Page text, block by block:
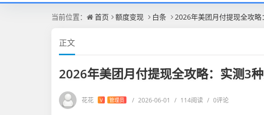
当前位置： 首页 额度变现 白条 2026年美团月付提现全攻
正文
2026年美团月付提现全攻略：实测3
花花 V 管理员 / 2026-06-01 / 114阅读 / 0评论